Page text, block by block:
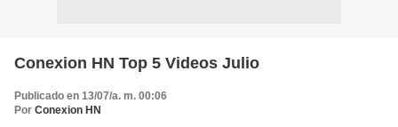
Conexion HN Top 5 Videos Julio
Publicado en 13/07/a. m. 00:06
Por Conexion HN